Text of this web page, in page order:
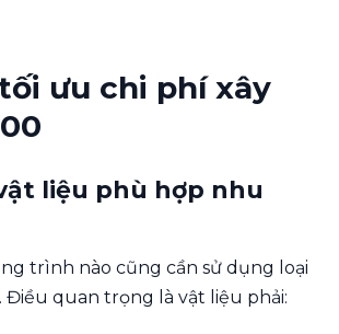
ưu chi phí xây
liệu phù hợp nhu
trình nào cũng cần sử dụng loại
Điều quan trọng là vật liệu phải: